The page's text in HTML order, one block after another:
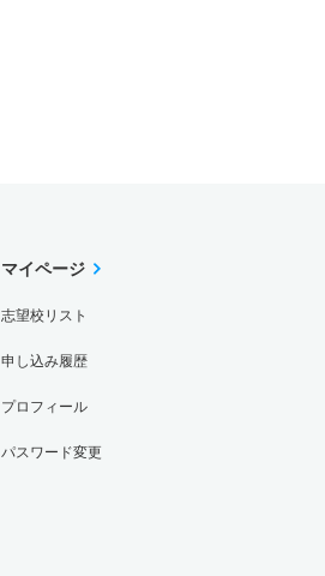
マイページ
志望校リスト
申し込み履歴
プロフィール
パスワード変更